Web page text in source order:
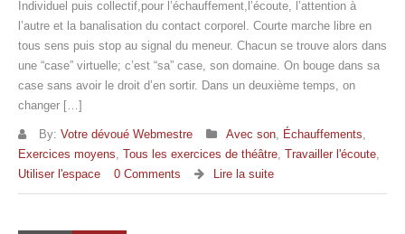
Individuel puis collectif,pour l’échauffement,l’écoute, l’attention à
l’autre et la banalisation du contact corporel. Courte marche libre en
tous sens puis stop au signal du meneur. Chacun se trouve alors dans
une “case” virtuelle; c’est “sa” case, son domaine. On bouge dans sa
case sans avoir le droit d’en sortir. Dans un deuxième temps, on
changer […]
By: Votre dévoué Webmestre Avec son, Échauffements,
Exercices moyens, Tous les exercices de théâtre, Travailler l'écoute,
Utiliser l'espace
0 Comments Lire la suite